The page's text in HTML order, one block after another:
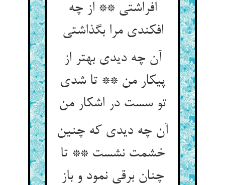
افراشتی ** از چه
افکندی مرا بگذاشتی‌‌
آن چه دیدی بهتر از
پیکار من ** تا شدی
آن چه دیدی که چنین
خشمت نشست ** تا
چنان برقی نمود و باز